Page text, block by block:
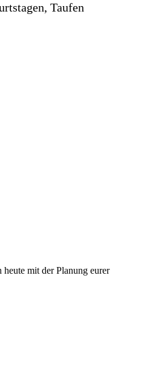
Taufen
heute mit der Planung eurer